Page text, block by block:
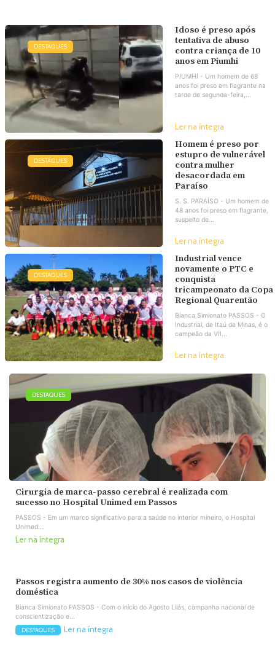
DESTAQUES
Idoso é preso após
tentativa de abuso
contra criança de 10
anos em Piumhi
PIUMHI - Um homem de 68
anos foi preso em flagrante na
tarde de segunda-feira,...
Ler na íntegra
DESTAQUES
Homem é preso por
estupro de vulnerável
contra mulher
desacordada em
Paraíso
S. S. PARAÍSO - Um homem de
48 anos foi preso em flagrante,
suspeito de...
Ler na íntegra
DESTAQUES
Industrial vence
novamente o PTC e
conquista
tricampeonato da Copa
Regional Quarentão
Bianca Simionato PASSOS - O
Industrial, de Itaú de Minas, é o
campeão da VII...
Ler na íntegra
DESTAQUES
Cirurgia de marca-passo cerebral é realizada com
sucesso no Hospital Unimed em Passos
PASSOS - Em um marco significativo para a saúde no interior mineiro, o Hospital
Unimed...
Ler na íntegra
Passos registra aumento de 30% nos casos de violência
doméstica
Bianca Simionato PASSOS - Com o início do Agosto Lilás, campanha nacional de
conscientização e...
DESTAQUES Ler na íntegra